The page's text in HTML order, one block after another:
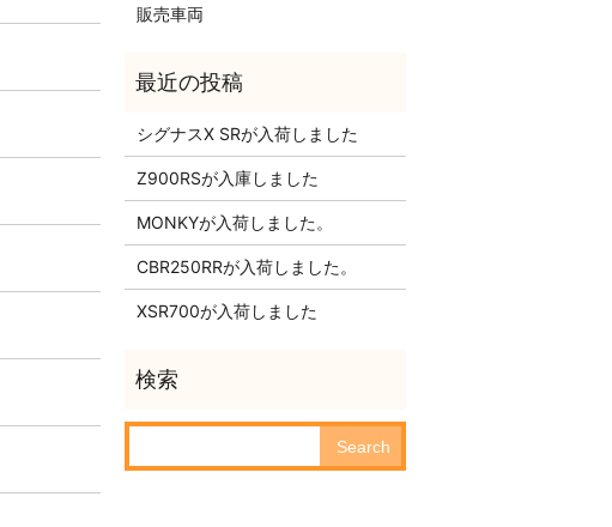
販売車両
シグナスX SRが入荷しました
Z900RSが入庫しました
MONKYが入荷しました。
CBR250RRが入荷しました。
XSR700が入荷しました